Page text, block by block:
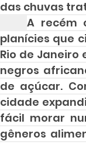
das chuvas
A recém
planícies que
Rio de Janeiro
negros
de açúcar.
cidade
fácil morar
gêneros